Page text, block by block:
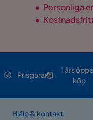
• Personliga
•
Prisgaranti
1 års
köp
Hjälp & kontakt